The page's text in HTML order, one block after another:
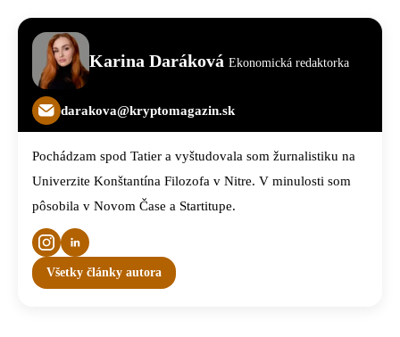
Karina Daráková Ekonomická redaktorka
darakova@kryptomagazin.sk
Pochádzam spod Tatier a vyštudovala som žurnalistiku na
Univerzite Konštantína Filozofa v Nitre. V minulosti som
pôsobila v Novom Čase a Startitupe.
Všetky články autora